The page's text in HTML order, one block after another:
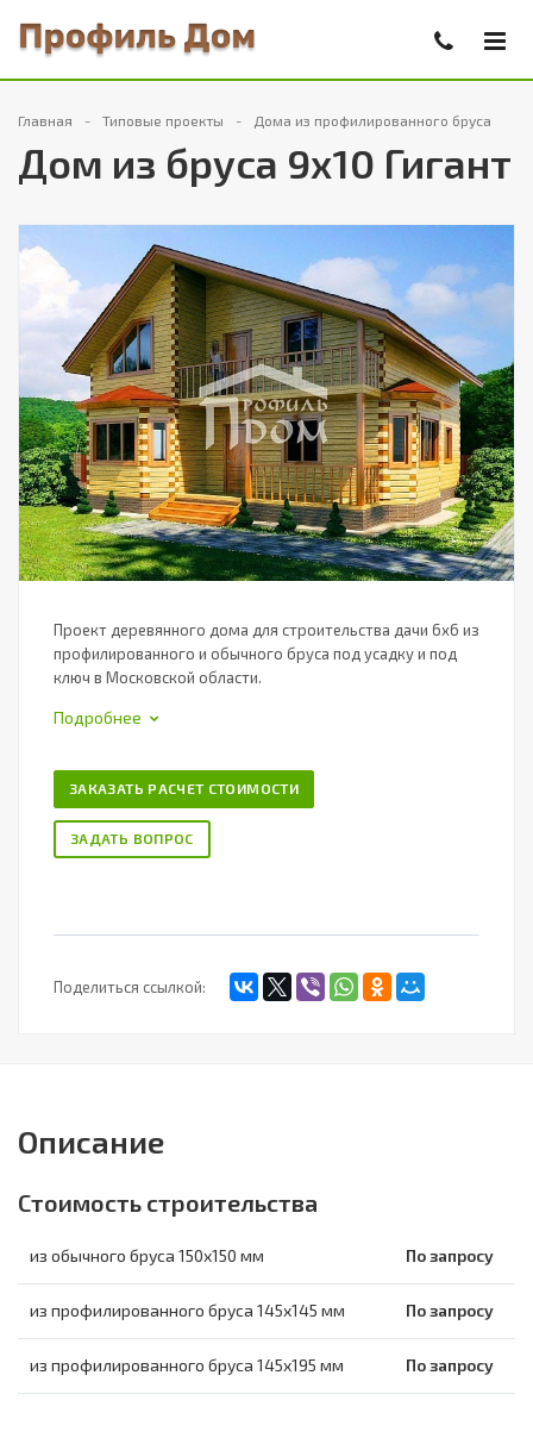
Главная Типовые проекты Дома из профилированного бруса
Дом из бруса 9х10 Гигант
Проект деревянного дома для строительства дачи 6х6 из
профилированного и обычного бруса под усадку и под
ключ в Московской области.
Подробнее
ЗАКАЗАТЬ РАСЧЕТ СТОИМОСТИ
ЗАДАТЬ ВОПРОС
Поделиться ссылкой:
Описание
Стоимость строительства
из обычного бруса 150х150 мм По запросу
из профилированного бруса 145х145 мм По запросу
из профилированного бруса 145х195 мм По запросу